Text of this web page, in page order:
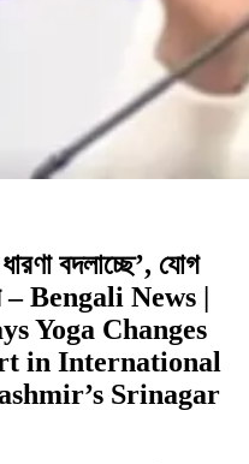
বদলাচ্ছে’, যোগ
– Bengali News |
Yoga Changes
in International
Srinagar